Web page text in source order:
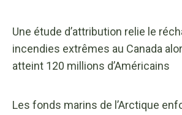
Une étude d’attribution relie le
incendies extrêmes au Canada
atteint 120 millions d’Américains
Les fonds marins de l’Arctique